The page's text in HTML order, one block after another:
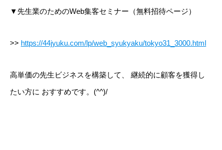
▼先生業のためのWeb集客セミナー（無料招待ページ）
>> https://44jyuku.com/lp/web_syukyaku/tokyo31_3000.html
高単価の先生ビジネスを構築して、
継続的に顧客を獲得し
たい方に おすすめです。(^^)/